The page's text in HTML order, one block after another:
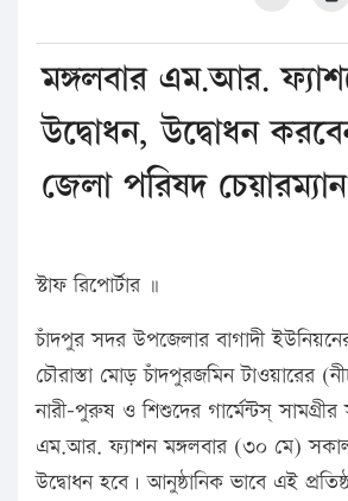
মঙ্গলবার এম.আর.
উদ্বোধন, উদ্বোধন
জেলা পরিষদ চেয়ারম্যান
স্টাফ রিপোর্টার ॥
চাঁদপুর সদর উপজেলার বাগাদী
চৌরাস্তা মোড় চাঁদপুরজমিন টাওয়ারের
নারী-পুরুষ ও শিশুদের গার্মেন্টস্ সামগ্রীর
এম.আর. ফ্যাশন মঙ্গলবার (৩০ মে)
উদ্বোধন হবে। আনুষ্ঠানিক ভাবে এই